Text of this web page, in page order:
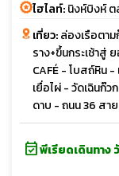
ไฮไลท์:นิงห์บิงห์ ต
เที่ยว:ล่องเรือตา
ราง+ขึ้นกระเช้าสู่
CAFÉ - โบสถ์หิน -
เยื่อไผ่ - วัดเฉินก๊
ดาบ - ถนน 36 สาย
event_availableพีเรียดเดินทาง